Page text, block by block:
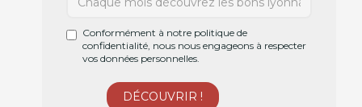
Conformément à notre politique de
confidentialité, nous nous engageons à respecter
vos données personnelles.